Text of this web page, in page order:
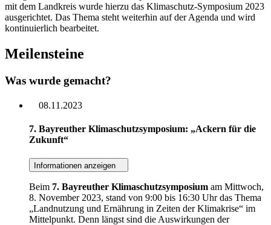
mit dem Landkreis wurde hierzu das Klimaschutz-Symposium 2023
ausgerichtet. Das Thema steht weiterhin auf der Agenda und wird
kontinuierlich bearbeitet.
Meilensteine
Was wurde gemacht?
08.11.2023
7. Bayreuther Klimaschutzsymposium: „Ackern für die
Zukunft“
Informationen anzeigen
Beim 7. Bayreuther Klimaschutzsymposium am Mittwoch,
8. November 2023, stand von 9:00 bis 16:30 Uhr das Thema
„Landnutzung und Ernährung in Zeiten der Klimakrise“ im
Mittelpunkt. Denn längst sind die Auswirkungen der